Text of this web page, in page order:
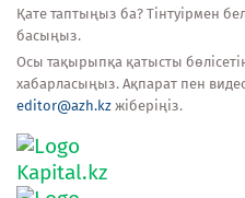
Қате таптыңыз ба? Тінтуірмен
басыңыз.
Осы тақырыпқа қатысты
хабарласыңыз. Ақпарат пен
editor@azh.kz жіберіңіз.